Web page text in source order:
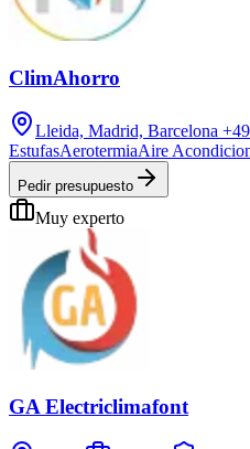
ClimAhorro
Lleida, Madrid, Barcelona +49
EstufasAerotermiaAire
Pedir presupuesto
Muy experto
GA Electriclimafont